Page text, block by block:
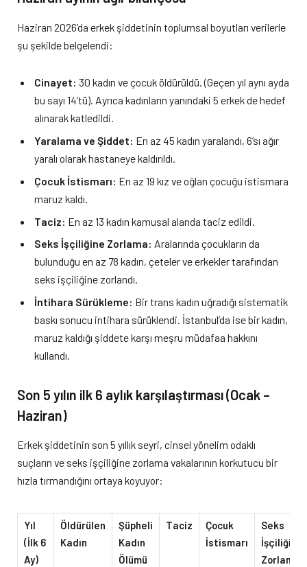
Haziran 2026’da erkek şiddetinin toplumsal boyutları verilerle
şu şekilde belgelendi:
Cinayet: 30 kadın ve çocuk öldürüldü. (Geçen yıl aynı ayda
bu sayı 14’tü). Ayrıca kadınların yanındaki 5 erkek de hedef
alınarak katledildi.
Yaralama ve Şiddet: En az 45 kadın yaralandı, 6’sı ağır
yaralı olarak hastaneye kaldırıldı.
Çocuk İstismarı: En az 19 kız ve oğlan çocuğu istismara
maruz kaldı.
Taciz: En az 13 kadın kamusal alanda taciz edildi.
Seks İşçiliğine Zorlama: Aralarında çocukların da
bulunduğu en az 78 kadın, çeteler ve erkekler tarafından
seks işçiliğine zorlandı.
İntihara Sürükleme: Bir trans kadın uğradığı sistematik
baskı sonucu intihara sürüklendi. İstanbul’da ise bir kadın,
maruz kaldığı şiddete karşı meşru müdafaa hakkını
kullandı.
Son 5 yılın ilk 6 aylık karşılaştırması (Ocak –
Haziran)
Erkek şiddetinin son 5 yıllık seyri, cinsel yönelim odaklı
suçların ve seks işçiliğine zorlama vakalarının korkutucu bir
hızla tırmandığını ortaya koyuyor:
Yıl
(İlk 6
Ay)
Öldürülen
Kadın
Şüpheli
Kadın
Ölümü
Taciz
Çocuk
İstismarı
Seks
İşçiliğine
Zorlama